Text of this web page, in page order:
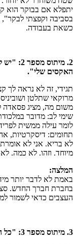
יתפלא אם בבוקר הוא
בסביבה וקפצתי לבקר",
כשאת בעבודה.
2.
האקסים שלי".
תגידי, זה לא נראה לך
מרוקאי שתלטן
משום מה, מציג פסאדה
שימי לב: מדובר
לומר עילה ממשית
תחומים: דיסקרטיות,
לא בריא. אני לא
מיוחד. וזהו. לא כמה.
המלצה:
באמת לא לדבר יותר
בחברת חברך החדש.
העצבים כדאי לשמור
3. מיתוס מספר 3: "כל היום יש זיונים".